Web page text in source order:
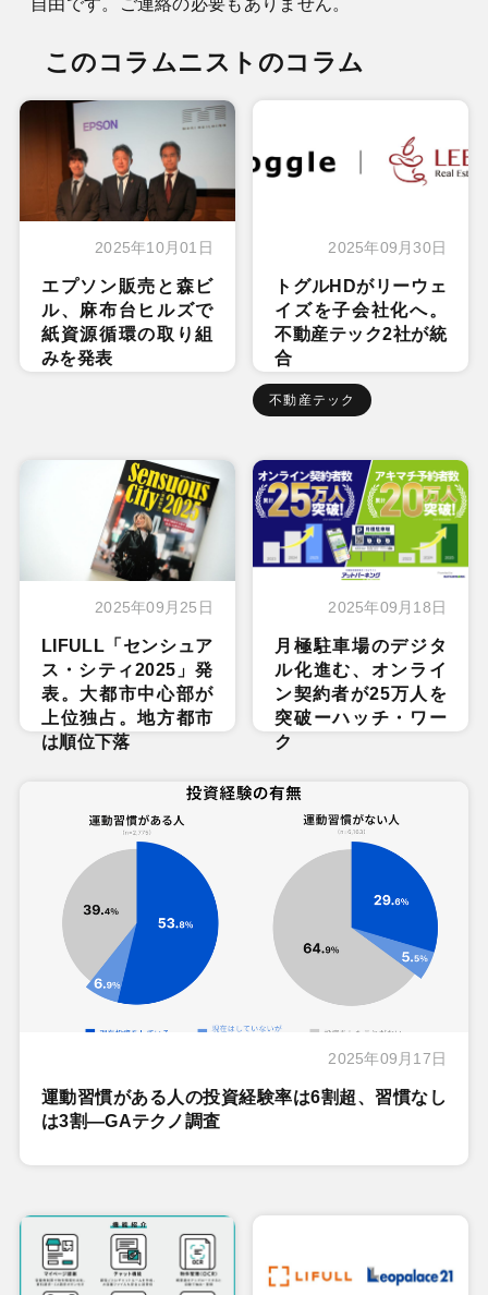
自由です。ご連絡の必要もありません。
このコラムニストのコラム
2025年10月01日
エプソン販売と森ビ
ル、麻布台ヒルズで
紙資源循環の取り組
みを発表
2025年09月30日
トグルHDがリーウェ
イズを子会社化へ。
不動産テック2社が統
合
不動産テック
2025年09月25日
LIFULL「センシュア
ス・シティ2025」発
表。大都市中心部が
上位独占。地方都市
は順位下落
2025年09月18日
月極駐車場のデジタ
ル化進む、オンライ
ン契約者が25万人を
突破ーハッチ・ワー
ク
2025年09月17日
運動習慣がある人の投資経験率は6割超、習慣なし
は3割―GAテクノ調査